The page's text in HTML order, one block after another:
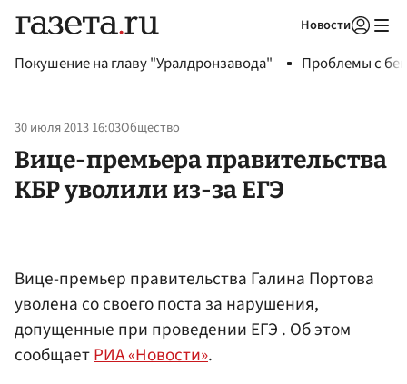
Новости
Покушение на главу "Уралдронзавода" Проблемы с
30 июля 2013 16:03Общество
Вице-премьера правительства
КБР уволили из-за ЕГЭ
Вице-премьер правительства Галина Портова
уволена со своего поста за нарушения,
допущенные при проведении ЕГЭ . Об этом
сообщаетРИА «Новости».